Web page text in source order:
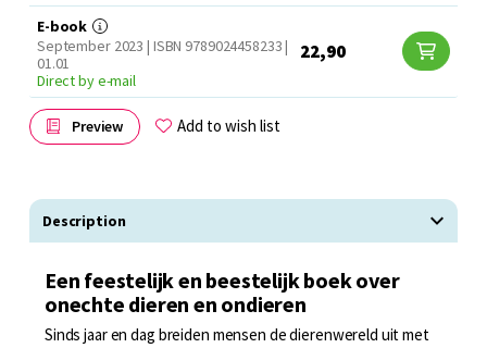
E-book
September 2023 | ISBN 9789024458233 |
01.01
Direct by e-mail
22,90
Preview Add to wish list
Description
Een feestelijk en beestelijk boek over
onechte dieren en ondieren
Sinds jaar en dag breiden mensen de dierenwereld uit met